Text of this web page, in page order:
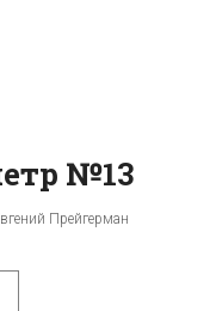
№13
Прейгерман